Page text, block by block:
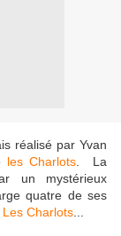
réalisé par Yvan
les Charlots . La
un mystérieux
quatre de ses
Les Charlots